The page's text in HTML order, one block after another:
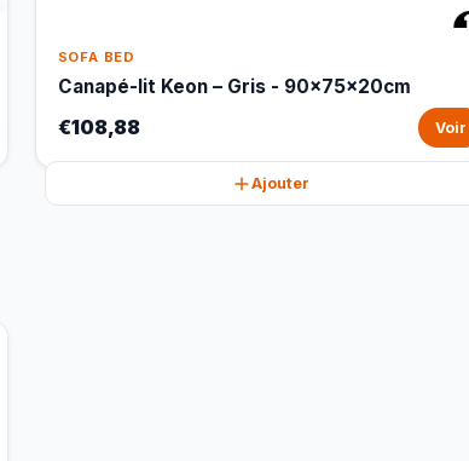
SOFA BED
Canapé-lit Keon – Gris - 90x75x20cm
€108,88 Voir
Ajouter